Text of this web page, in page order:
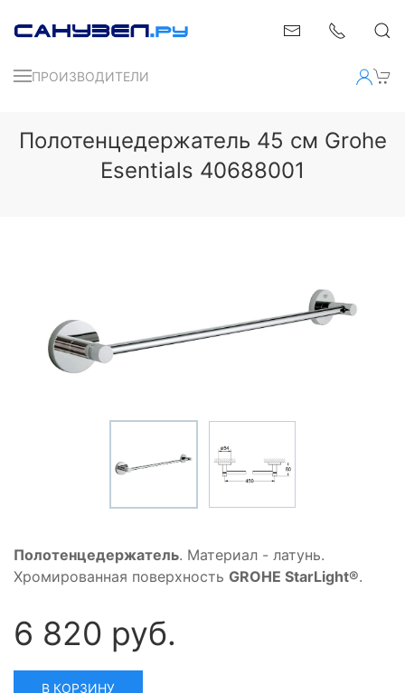
ПРОИЗВОДИТЕЛИ
Полотенцедержатель 45 см Grohe
Esentials 40688001
Полотенцедержатель. Материал - латунь.
Хромированная поверхность GROHE StarLight®.
6 820 руб.
В КОРЗИНУ